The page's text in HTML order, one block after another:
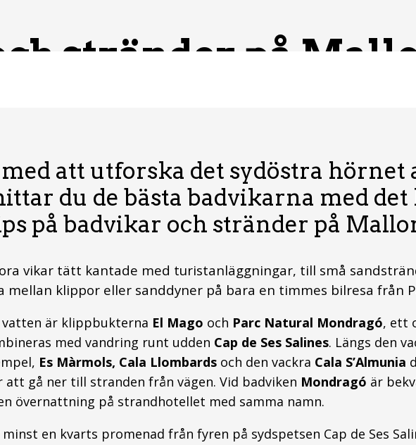
stränder på
att utforska det sydöstra hörnet
du de bästa badvikarna med det
på badvikar och stränder på
vikar tätt kantade med turistanläggningar, till små
klippor eller sanddyner på bara en timmes bilresa från
är klippbukterna El Mago och Parc Natural Mondragó, ett
med vandring runt udden Cap de Ses Salines. Längs den
Es Màrmols, Cala Llombards och den vackra Cala S’Almunia
gå ner till stranden från vägen. Vid badviken Mondragó är
övernattning på strandhotellet med samma namn.
en kvarts promenad från fyren på sydspetsen Cap de Ses